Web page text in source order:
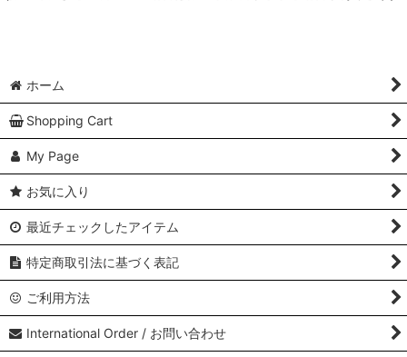
ホーム
Shopping Cart
My Page
お気に入り
最近チェックしたアイテム
特定商取引法に基づく表記
ご利用方法
International Order / お問い合わせ